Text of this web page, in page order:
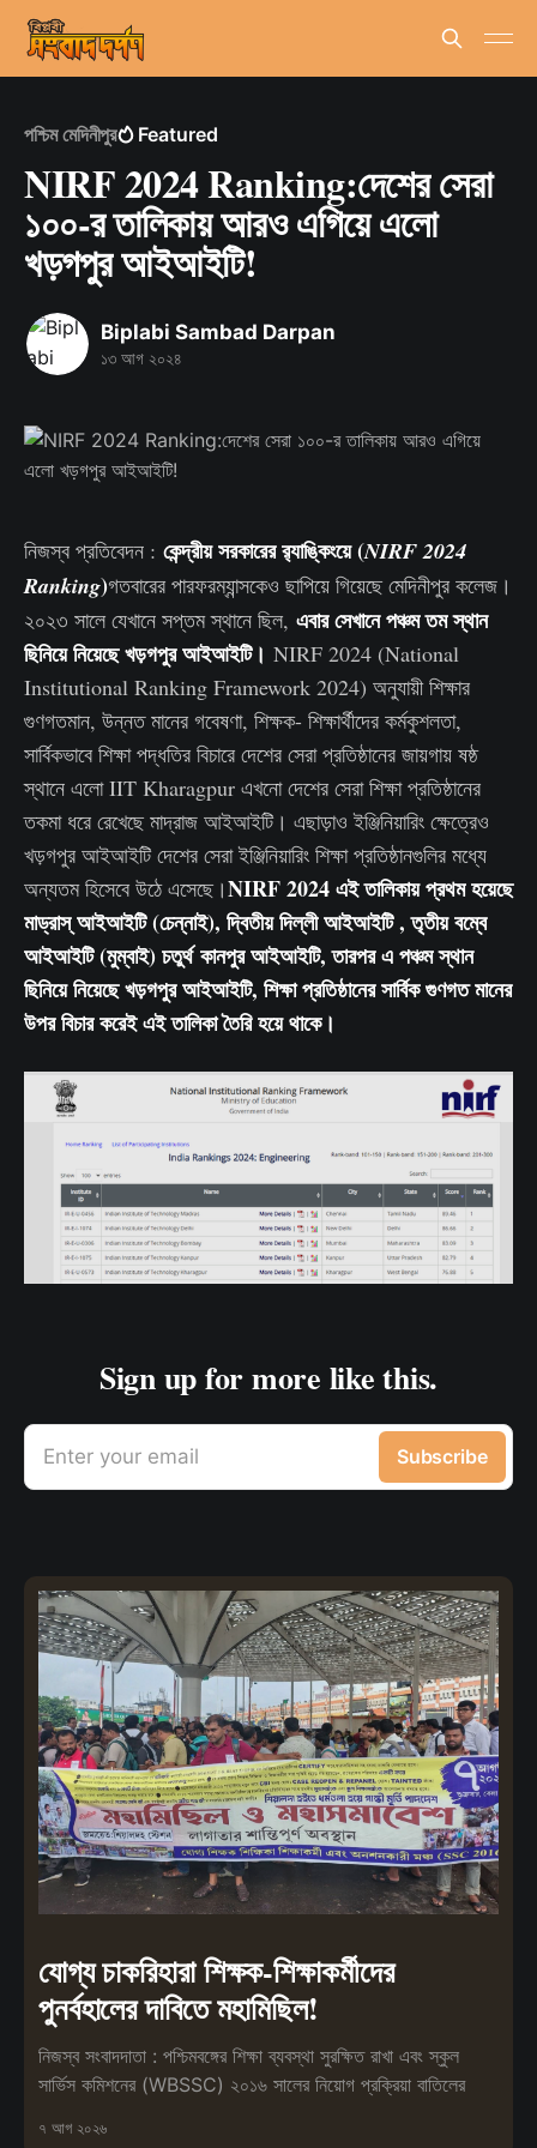
পশ্চিম মেদিনীপুর Featured
NIRF 2024 Ranking:দেশের সেরা
১০০-র তালিকায় আরও এগিয়ে এলো
খড়গপুর আইআইটি!
Biplabi Sambad Darpan
১৩ আগ ২০২৪
নিজস্ব প্রতিবেদন : কেন্দ্রীয় সরকারের র‌্যাঙ্কিংয়ে (NIRF 2024
Ranking)গতবারের পারফরম্যান্সকেও ছাপিয়ে গিয়েছে মেদিনীপুর কলেজ।
২০২৩ সালে যেখানে সপ্তম স্থানে ছিল, এবার সেখানে পঞ্চম তম স্থান
ছিনিয়ে নিয়েছে খড়গপুর আইআইটি। NIRF 2024 (National
Institutional Ranking Framework 2024) অনুযায়ী শিক্ষার
গুণগতমান, উন্নত মানের গবেষণা, শিক্ষক- শিক্ষার্থীদের কর্মকুশলতা,
সার্বিকভাবে শিক্ষা পদ্ধতির বিচারে দেশের সেরা প্রতিষ্ঠানের জায়গায় ষষ্ঠ
স্থানে এলো IIT Kharagpur এখনো দেশের সেরা শিক্ষা প্রতিষ্ঠানের
তকমা ধরে রেখেছে মাদ্রাজ আইআইটি। এছাড়াও ইঞ্জিনিয়ারিং ক্ষেত্রেও
খড়গপুর আইআইটি দেশের সেরা ইঞ্জিনিয়ারিং শিক্ষা প্রতিষ্ঠানগুলির মধ্যে
অন্যতম হিসেবে উঠে এসেছে।NIRF 2024 এই তালিকায় প্রথম হয়েছে
মাড্রাস্ আইআইটি (চেন্নাই), দ্বিতীয় দিল্লী আইআইটি , তৃতীয় বম্বে
আইআইটি (মুম্বাই) চতুর্থ কানপুর আইআইটি, তারপর এ পঞ্চম স্থান
ছিনিয়ে নিয়েছে খড়গপুর আইআইটি, শিক্ষা প্রতিষ্ঠানের সার্বিক গুণগত মানের
উপর বিচার করেই এই তালিকা তৈরি হয়ে থাকে।
Sign up for more like this.
Enter your email Subscribe
যোগ্য চাকরিহারা শিক্ষক-শিক্ষাকর্মীদের
পুনর্বহালের দাবিতে মহামিছিল!
নিজস্ব সংবাদদাতা : পশ্চিমবঙ্গের শিক্ষা ব্যবস্থা সুরক্ষিত রাখা এবং স্কুল
সার্ভিস কমিশনের (WBSSC) ২০১৬ সালের নিয়োগ প্রক্রিয়া বাতিলের
৭ আগ ২০২৬